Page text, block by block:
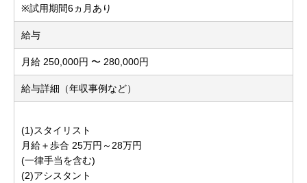
※試用期間6ヵ月あり
給与
月給 250,000円 〜 280,000円
給与詳細（年収事例など）
(1)スタイリスト
月給＋歩合 25万円～28万円
(一律手当を含む)
(2)アシスタント